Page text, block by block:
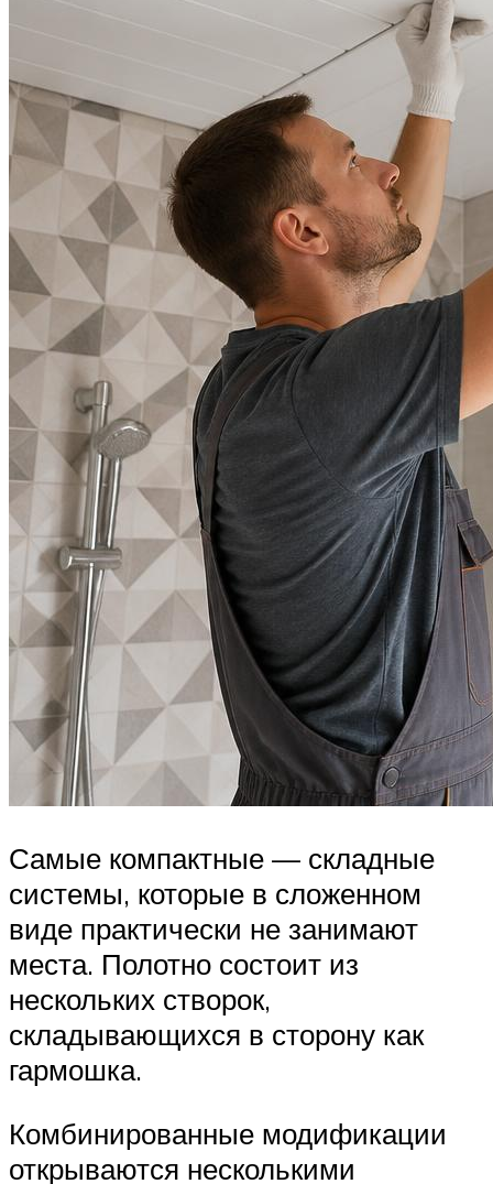
Самые компактные — складные
системы, которые в сложенном
виде практически не занимают
места. Полотно состоит из
нескольких створок,
складывающихся в сторону как
гармошка.
Комбинированные модификации
открываются несколькими